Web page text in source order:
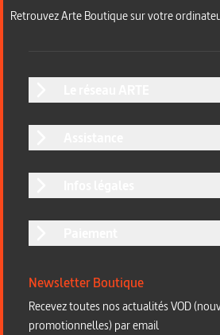
Retrouvez Arte Boutique sur votre
Newsletter Boutique
Recevez toutes nos actualités VOD
promotionnelles) par email